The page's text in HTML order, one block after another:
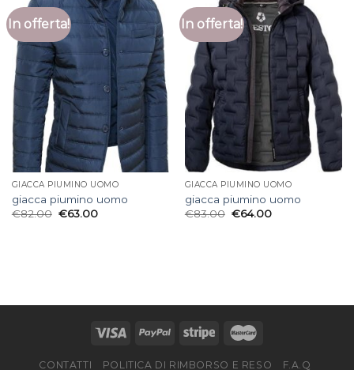
In offerta!
GIACCA PIUMINO UOMO
giacca piumino uomo
€82.00 €63.00
In offerta!
GIACCA PIUMINO UOMO
giacca piumino uomo
€83.00 €64.00
CONTATTI POLITICA DI RIMBORSO E RESO
F.A.Q